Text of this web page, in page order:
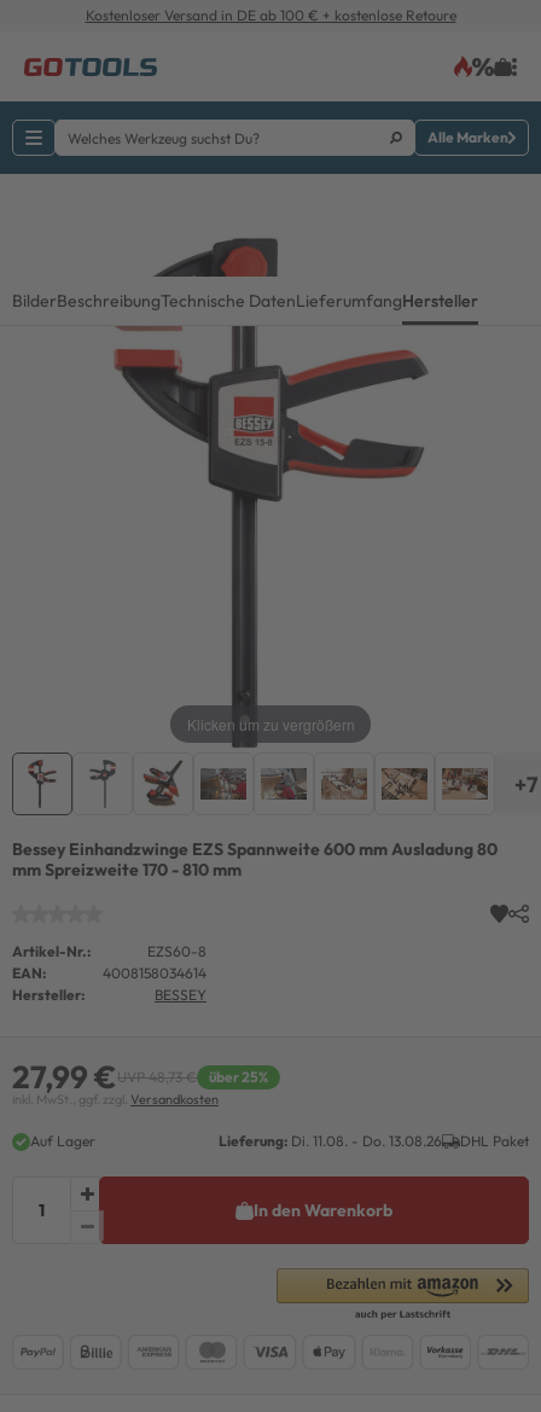
Kostenloser Versand in DE ab 100 € + kostenlose Retoure
Alle Marken
BilderBeschreibungTechnische DatenLieferumfangHersteller
Klicken um zu vergrößern
+7
Bessey Einhandzwinge EZS Spannweite 600 mm Ausladung 80
mm Spreizweite 170 - 810 mm
Artikel-Nr.:
EZS60-8
EAN:
4008158034614
Hersteller:
BESSEY
27,99 €UVP 48,73 € über 25%
inkl. MwSt., ggf. zzgl. Versandkosten
Auf Lager Lieferung: Di. 11.08. - Do. 13.08.26 DHL Paket
In den Warenkorb